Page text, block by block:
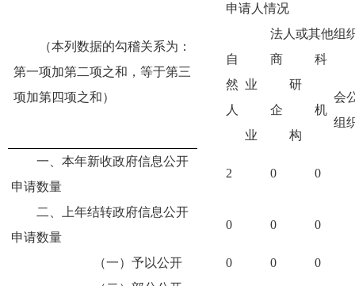
（本列数据的勾稽关系为：
第一项加第二项之和，等于第三
项加第四项之和）
申请人情况
自
然
人
法人或其他组
商
业
企
业
科
研
机
构
会
组
一、本年新收政府信息公开
申请数量
2 0 0
二、上年结转政府信息公开
申请数量
0 0 0
（一）予以公开 0 0
0